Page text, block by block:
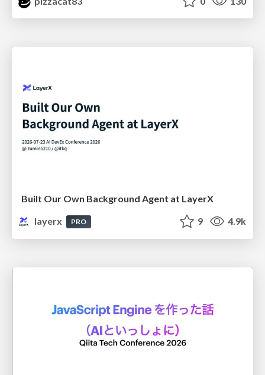
Built Our Own Background Agent at LayerX
layerx
PRO 9 4.9k